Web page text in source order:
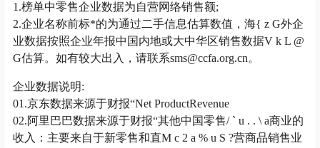
1.榜单中零售企业数据为自营网络销售额;
2.企业名称前标*的为通过二手信息估算数值，海{ z G外企
业数据按照企业年报中国内地或大中华区销售数据V k L @
G估算。如有较大出入，请联系sms@ccfa.org.cn。
企业数据说明:
01.京东数据来源于财报“Net ProductRevenue
02.阿里巴巴数据来源于财报“其他中国零售/ ` u . . \ a商业的
收入：主要来自于新零售和直M c 2 a % u S ?营商品销售业